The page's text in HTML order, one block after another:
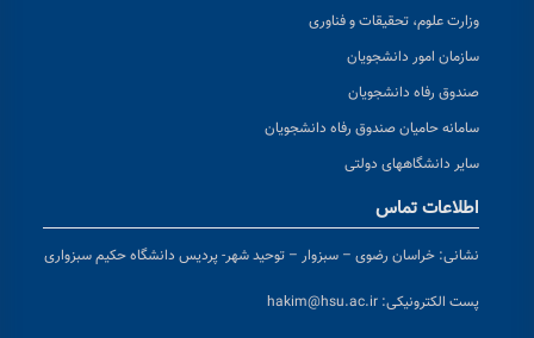
وزارت علوم، تحقیقات و فناوری
سازمان امور دانشجویان
صندوق رفاه دانشجویان
سامانه حامیان صندوق رفاه دانشجویان
سایر دانشگاههای دولتی
اطلاعات تماس
نشانی: خراسان رضوی – سبزوار – توحید شهر- پردیس دانشگاه حکیم سبزواری
پست الکترونیکی: hakim@hsu.ac.ir